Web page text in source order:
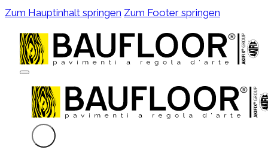
Zum Hauptinhalt springen Zum Footer springen